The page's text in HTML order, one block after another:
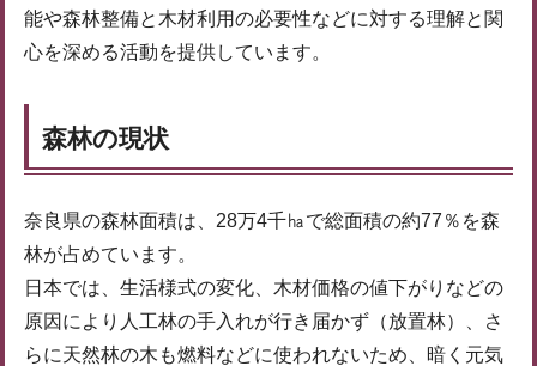
能や森林整備と木材利用の必要性などに対する理解と関
心を深める活動を提供しています。
森林の現状
奈良県の森林面積は、28万4千㏊で総面積の約77％を森
林が占めています。
日本では、生活様式の変化、木材価格の値下がりなどの
原因により人工林の手入れが行き届かず（放置林）、さ
らに天然林の木も燃料などに使われないため、暗く元気